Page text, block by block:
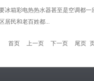
箱彩电热热水器甚至是空调都
居民和老百姓都...
首页 上一页 下一页 尾页